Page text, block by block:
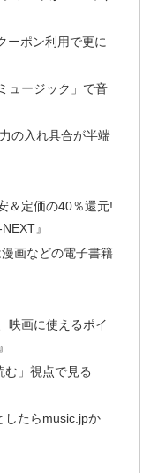
ーポン利用で更に
ュージック」で音
の入れ具合が半端
＆定価の40％還元!
』
画などの電子書籍
映画に使えるポイ
む」視点で見る
したらmusic.jpか